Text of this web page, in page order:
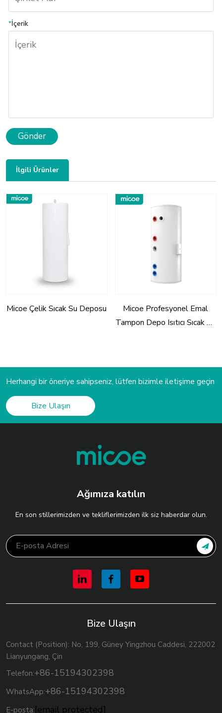
*İçerik
Gönder
İlgili Ürünler
Micoe Çelik Sıcak Su Deposu
Micoe Profesyonel Emal
Tampon Depo Isıtıcı Sıcak Su
Herhangi bir öneriye sahipseniz, lütfen bizimle iletişime geçin
Bize Ulaşın
Ağımıza katılın
En son stillerimizden ve tekliflerimizden ilk siz haberdar olun.
Bize Ulaşın
Contact (Position): No, 199, Güney Yingzhou Caddesi, 222002
Lianyungang, Çin
Telefon:+86-15194302398
WhatsApp:+86-15194302398
E-posta:[email protected]